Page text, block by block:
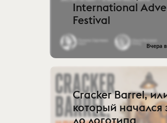
International
Festival
Вчера
Cracker Barrel,
который начался
до логотипа